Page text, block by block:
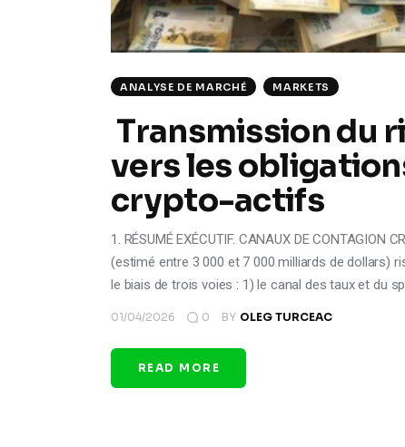
ANALYSE DE MARCHÉ MARKETS
Transmission du
vers les
crypto-actifs
1. RÉSUMÉ EXÉCUTIF. CANAUX DE
(estimé entre 3 000 et 7 000 milliards de dollars)
le biais de trois voies : 1) le canal des taux et du
01/04/2026 0 BY OLEG TURCEAC
READ MORE